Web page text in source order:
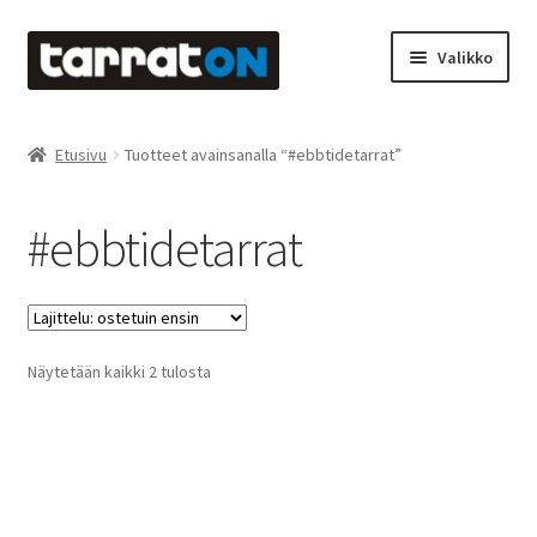
Siirry
navigointiin
Siirry
sisältöön
Valikko
Laserleikkaus & -kaiverrus
Mainosteippaukset & teippausten poisto
Muovitarrat & tulostetut tarrat
Etusivu Tuotteet avainsanalla “#ebbtidetarrat”
#ebbtidetarrat
Näytetään kaikki 2 tulostaSuosituimmat